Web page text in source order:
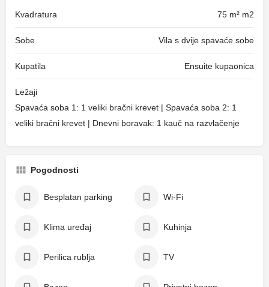
Kvadratura 75 m² m2
Sobe Vila s dvije spavaće sobe
Kupatila Ensuite kupaonica
Ležaji
Spavaća soba 1: 1 veliki bračni krevet | Spavaća soba 2: 1
veliki bračni krevet | Dnevni boravak: 1 kauč na razvlačenje
Pogodnosti
Besplatan parking Wi-Fi
Klima uređaj Kuhinja
Perilica rublja TV